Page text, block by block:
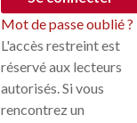
Mot de passe oublié ?
L'accès restreint est
réservé aux lecteurs
autorisés. Si vous
rencontrez un